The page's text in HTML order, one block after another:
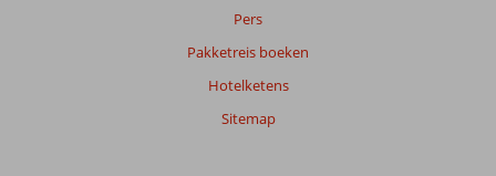
Pers
Pakketreis boeken
Hotelketens
Sitemap